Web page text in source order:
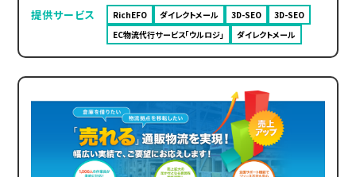
提供サービス RichEFO ダイレクトメール 3D-SEO
3D-SEO
EC物流代行サービス「ウルロジ」
ダイレクトメール